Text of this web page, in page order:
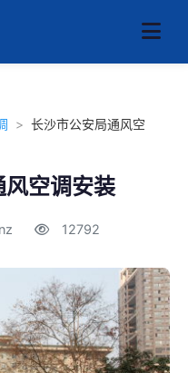
> 长沙市公安局通风空
空调安装
12792